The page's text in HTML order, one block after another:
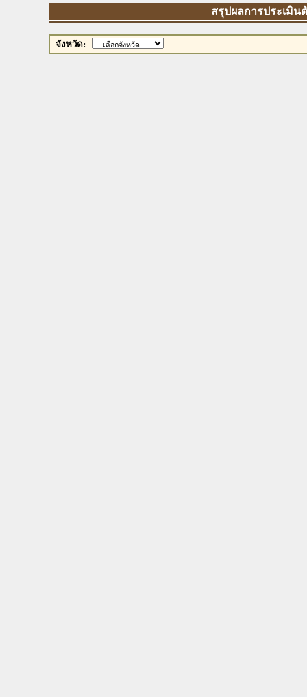
สรุปผลการประเมินตั
จังหวัด: